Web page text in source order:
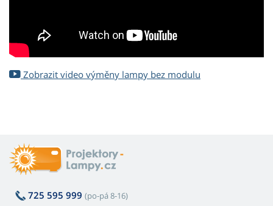
Zobrazit video výměny lampy bez modulu
725 595 999 (po-pá 8-16)